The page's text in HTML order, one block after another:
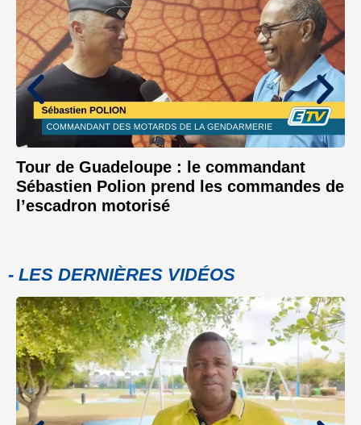
Tour de Guadeloupe : le commandant
Sébastien Polion prend les commandes de
l’escadron motorisé
- LES DERNIÈRES VIDÉOS